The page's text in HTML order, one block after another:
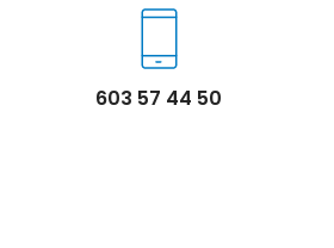
603 57 44 50